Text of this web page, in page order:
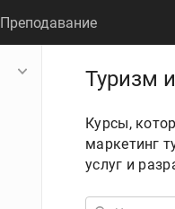
Преподавание
Туризм
Курсы,
маркетинг
услуг и